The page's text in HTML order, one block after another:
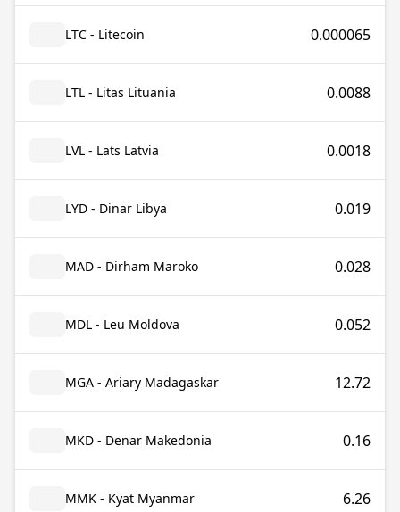
LTC - Litecoin 0.000065
LTL - Litas Lituania 0.0088
LVL - Lats Latvia 0.0018
LYD - Dinar Libya 0.019
MAD - Dirham Maroko 0.028
MDL - Leu Moldova 0.052
MGA - Ariary Madagaskar 12.72
MKD - Denar Makedonia 0.16
MMK - Kyat Myanmar 6.26